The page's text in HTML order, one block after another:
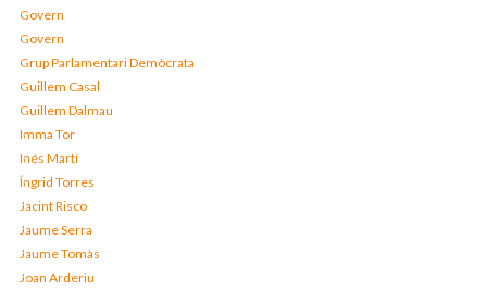
Govern
Govern
Grup Parlamentari Demòcrata
Guillem Casal
Guillem Dalmau
Imma Tor
Inés Martí
Íngrid Torres
Jacint Risco
Jaume Serra
Jaume Tomàs
Joan Arderiu